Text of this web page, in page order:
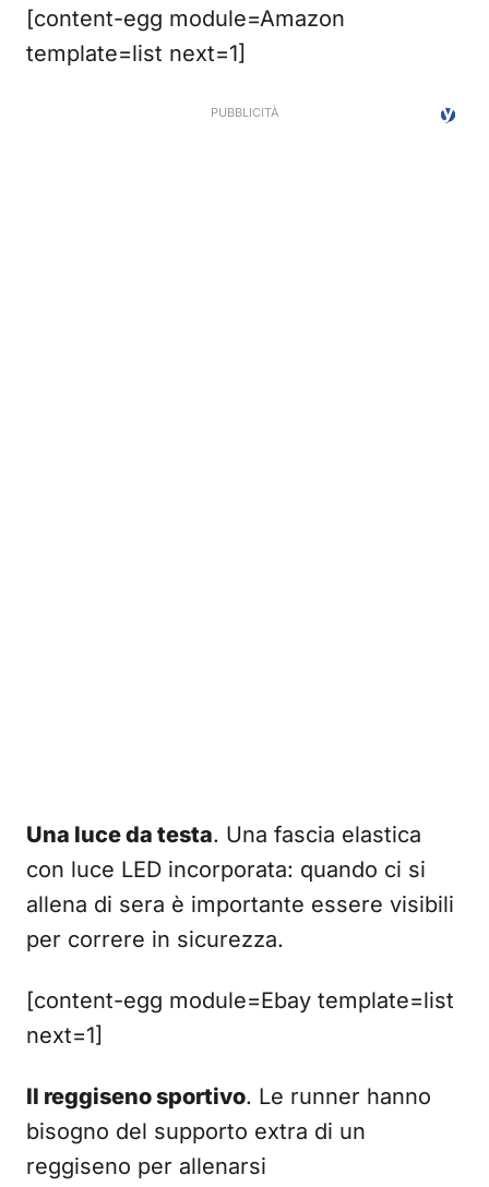
[content-egg module=Amazon
template=list next=1]
Una luce da testa. Una fascia elastica
con luce LED incorporata: quando ci si
allena di sera è importante essere visibili
per correre in sicurezza.
[content-egg module=Ebay template=list
next=1]
Il reggiseno sportivo. Le runner hanno
bisogno del supporto extra di un
reggiseno per allenarsi